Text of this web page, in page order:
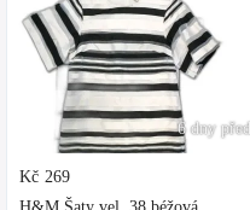
6 dny před
Kč 269